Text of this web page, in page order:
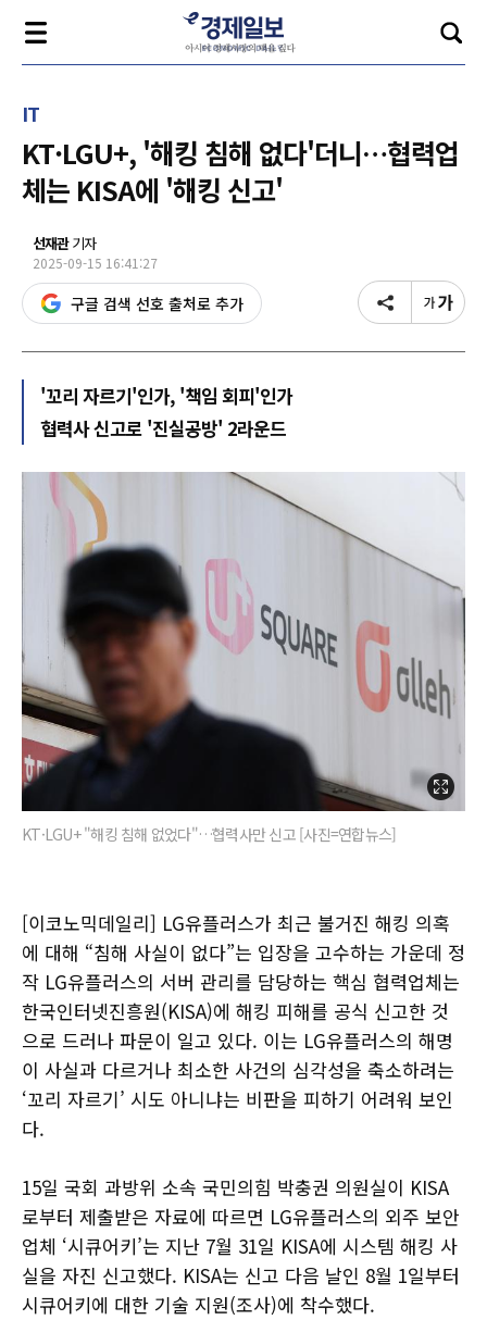
IT
KT·LGU+, '해킹 침해 없다'더니…협력업
체는 KISA에 '해킹 신고'
선재관기자
2025-09-15 16:41:27
구글 검색 선호 출처로 추가
'꼬리 자르기'인가, '책임 회피'인가
협력사 신고로 '진실공방' 2라운드
KT·LGU+ "해킹 침해 없었다"…협력사만 신고 [사진=연합뉴스]
[이코노믹데일리] LG유플러스가 최근 불거진 해킹 의혹
에 대해 “침해 사실이 없다”는 입장을 고수하는 가운데 정
작 LG유플러스의 서버 관리를 담당하는 핵심 협력업체는
한국인터넷진흥원(KISA)에 해킹 피해를 공식 신고한 것
으로 드러나 파문이 일고 있다. 이는 LG유플러스의 해명
이 사실과 다르거나 최소한 사건의 심각성을 축소하려는
‘꼬리 자르기’ 시도 아니냐는 비판을 피하기 어려워 보인
다.
15일 국회 과방위 소속 국민의힘 박충권 의원실이 KISA
로부터 제출받은 자료에 따르면 LG유플러스의 외주 보안
업체 ‘시큐어키’는 지난 7월 31일 KISA에 시스템 해킹 사
실을 자진 신고했다. KISA는 신고 다음 날인 8월 1일부터
시큐어키에 대한 기술 지원(조사)에 착수했다.